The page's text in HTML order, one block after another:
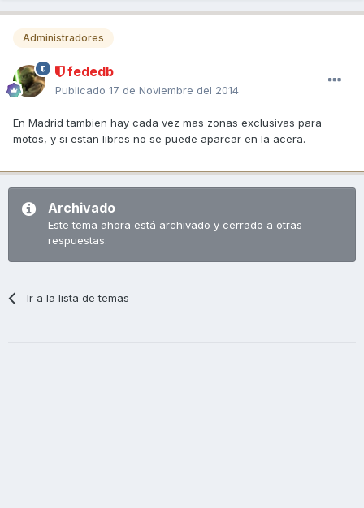
Administradores
fededb
Publicado 17 de Noviembre del 2014
En Madrid tambien hay cada vez mas zonas exclusivas para
motos, y si estan libres no se puede aparcar en la acera.
Archivado
Este tema ahora está archivado y cerrado a otras
respuestas.
Ir a la lista de temas